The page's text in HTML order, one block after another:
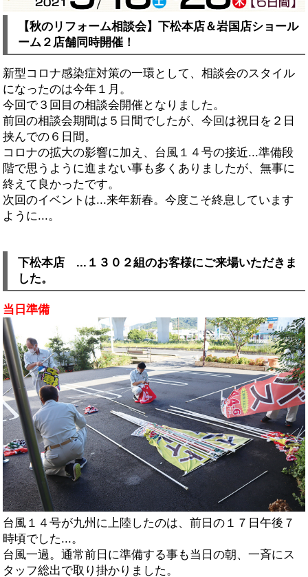
【秋のリフォーム相談会】下松本店＆岩国店ショール
ーム２店舗同時開催！
新型コロナ感染症対策の一環として、相談会のスタイル
になったのは今年１月。
今回で３回目の相談会開催となりました。
前回の相談会期間は５日間でしたが、今回は祝日を２日
挟んでの６日間。
コロナの拡大の影響に加え、台風１４号の接近...準備段
階で思うように進まない事も多くありましたが、無事に
終えて良かったです。
次回のイベントは...来年新春。今度こそ終息しています
ように...。
下松本店 ...１３０２組のお客様にご来場いただきま
した。
当日準備
台風１４号が九州に上陸したのは、前日の１７日午後７
時頃でした...。
台風一過。通常前日に準備する事も当日の朝、一斉にス
タッフ総出で取り掛かりました。